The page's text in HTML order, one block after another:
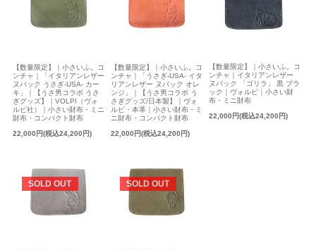
【数量限定】｜小さいふ。コ
ンチャ｜「イタリアンレザー
ヌバック うさぎ-USA- カー
キ」｜【うさ男コラボ うさ
ぎグッズ】｜VOLPI（ヴォ
ルピ社）｜小さい財布・ミニ
財布・コンパクト財布
22,000円(税込24,200円)
【数量限定】｜小さいふ。コ
ンチャ｜「うさぎ-USA- イタ
リアンレザー ヌバック オレ
ンジ」｜【うさ男コラボ う
さぎグッズ/日本製】｜ヴォ
ルピ・本革｜小さい財布・ミ
ニ財布・コンパクト財布
22,000円(税込24,200円)
【数量限定】｜小さいふ。コ
ンチャ｜イタリアンレザー
ヌバック 「ゴリラ」 黒 ブラ
ック｜ヴォルピ｜小さい財
布・ミニ財布
22,000円(税込24,200円)
SOLD OUT SOLD OUT